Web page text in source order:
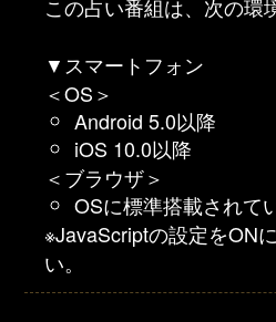
この占い番組は、次の環
▼スマートフォン
＜OS＞
Android 5.0以降
iOS 10.0以降
＜ブラウザ＞
OSに標準搭載されて
※JavaScriptの設定をON
い。